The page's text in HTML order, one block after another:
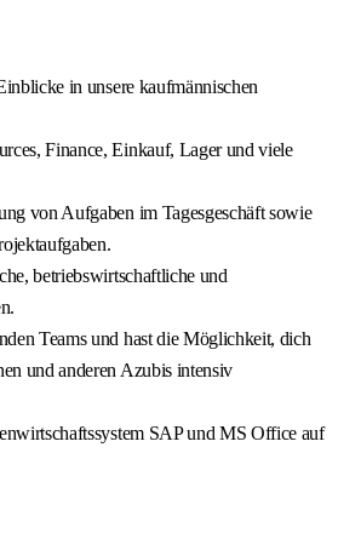
in unsere kaufmännischen
Finance, Einkauf, Lager und viele
von Aufgaben im Tagesgeschäft sowie
betriebswirtschaftliche und
Teams und hast die Möglichkeit, dich
und anderen Azubis intensiv
SAP und MS Office auf